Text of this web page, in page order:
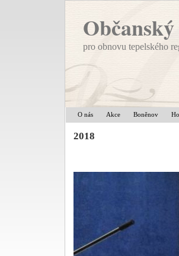
pro obnovu tepelského
O nás Akce Boněnov
2018